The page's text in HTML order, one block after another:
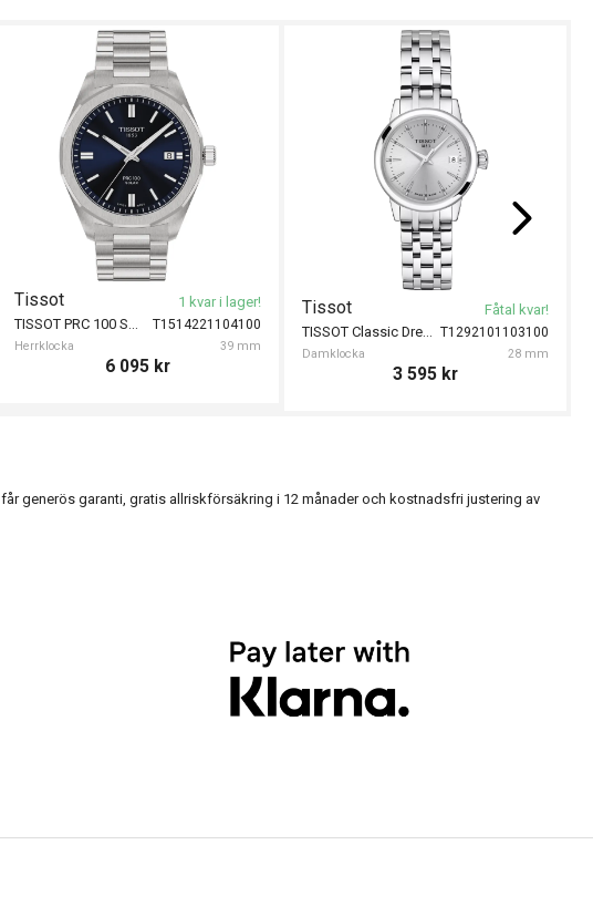
T1514221104100
Tissot
Herrklocka 39 mm
1 kvar i lager!
6 095 kr
T1292101103100
Tissot
Damklocka 28 mm
TISSOT Classic Dream 28mm
Fåtal kvar!
3 595 kr
generös garanti, gratis allriskförsäkring i 12 månader och kostnadsfri justering av